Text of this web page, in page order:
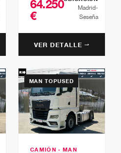
64.250
€
Madrid-
Seseña
VER DETALLE →
MAN TOPUSED
CAMIÓN · MAN